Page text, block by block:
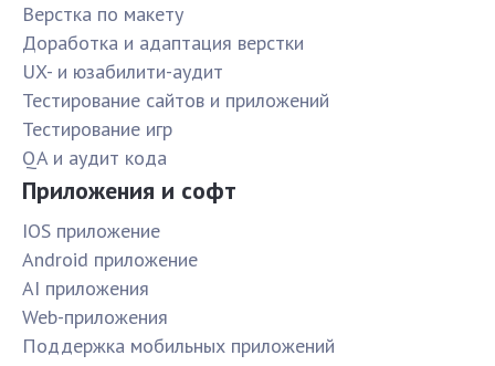
Верстка по макету
Доработка и адаптация верстки
UX- и юзабилити-аудит
Тестирование сайтов и приложений
Тестирование игр
QA и аудит кода
Приложения и софт
IOS приложение
Android приложение
AI приложения
Web-приложения
Поддержка мобильных приложений